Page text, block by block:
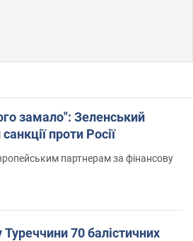
замало": Зеленський
проти Росії
партнерам за фінансову
70 балістичних